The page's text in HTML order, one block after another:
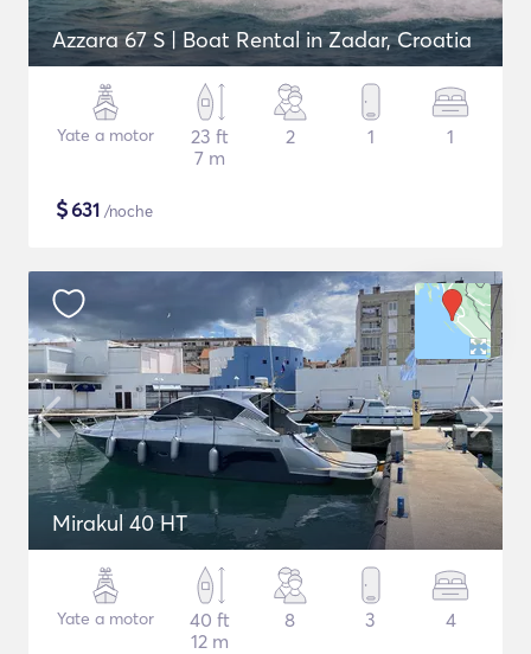
Azzara 67 S | Boat Rental in Zadar, Croatia
Yate a motor
23 ft
7 m
2 1 1
$631 /noche
Mirakul 40 HT
Yate a motor
40 ft
12 m
8 3 4